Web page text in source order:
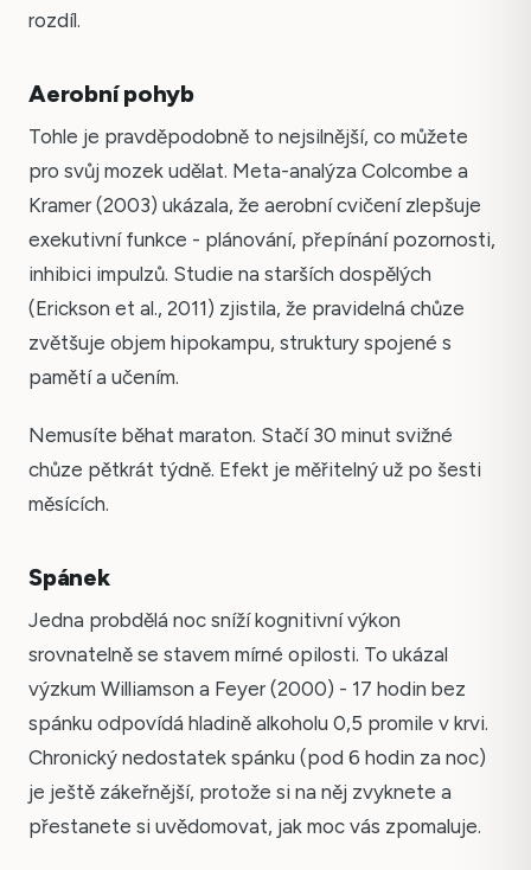
rozdíl.
Aerobní pohyb
Tohle je pravděpodobně to nejsilnější, co můžete
pro svůj mozek udělat. Meta-analýza Colcombe a
Kramer (2003) ukázala, že aerobní cvičení zlepšuje
exekutivní funkce - plánování, přepínání pozornosti,
inhibici impulzů. Studie na starších dospělých
(Erickson et al., 2011) zjistila, že pravidelná chůze
zvětšuje objem hipokampu, struktury spojené s
pamětí a učením.
Nemusíte běhat maraton. Stačí 30 minut svižné
chůze pětkrát týdně. Efekt je měřitelný už po šesti
měsících.
Spánek
Jedna probdělá noc sníží kognitivní výkon
srovnatelně se stavem mírné opilosti. To ukázal
výzkum Williamson a Feyer (2000) - 17 hodin bez
spánku odpovídá hladině alkoholu 0,5 promile v krvi.
Chronický nedostatek spánku (pod 6 hodin za noc)
je ještě zákeřnější, protože si na něj zvyknete a
přestanete si uvědomovat, jak moc vás zpomaluje.